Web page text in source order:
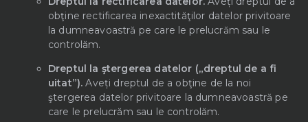
obţine rectificarea inexactităţilor datelor privitoare
la dumneavoastră pe care le prelucrăm sau le
controlăm.
Dreptul la ştergerea datelor („dreptul de a fi
uitat”). Aveți dreptul de a obţine de la noi
ştergerea datelor privitoare la dumneavoastră pe
care le prelucrăm sau le controlăm.